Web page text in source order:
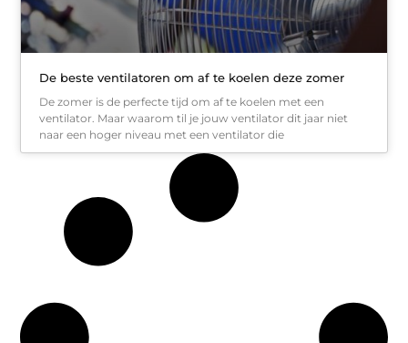
De beste ventilatoren om af te koelen deze zomer
De zomer is de perfecte tijd om af te koelen met een
ventilator. Maar waarom til je jouw ventilator dit jaar niet
naar een hoger niveau met een ventilator die